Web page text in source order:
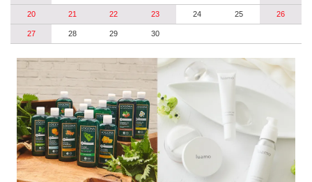
20 21 22 23 24 25 26
27 28 29 30